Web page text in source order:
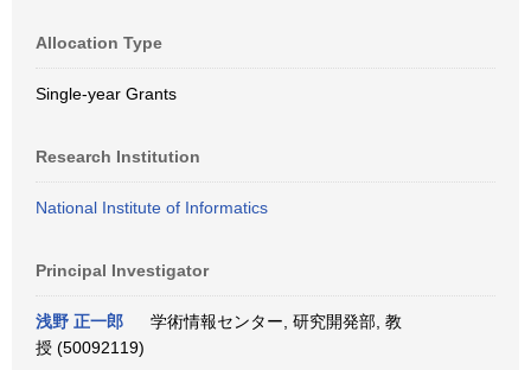
Allocation Type
Single-year Grants
Research Institution
National Institute of Informatics
Principal Investigator
浅野 正一郎
学術情報センター, 研究開発部, 教
授 (50092119)